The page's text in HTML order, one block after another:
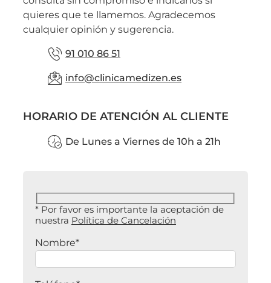
quieres que te llamemos. Agradecemos
cualquier opinión y sugerencia.
91 010 86 51
info@clinicamedizen.es
HORARIO DE ATENCIÓN AL CLIENTE
De Lunes a Viernes de 10h a 21h
* Por favor es importante la aceptación de
nuestra Política de Cancelación
Nombre*